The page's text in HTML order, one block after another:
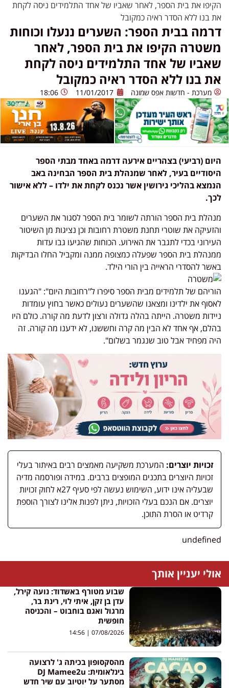
הקיפו את בית הספר, לאחר שאביו של אחד התלמידים ניסה לקחת
את בנו ללא הסדר ראיה כמקובל
דרמה בבית הספר: השערים ננעלו וכוחות
משטרה הקיפו את בית הספר, לאחר
שאביו של אחד התלמידים ניסה לקחת
את בנו ללא הסדר ראיה כמקובל
מערכת - חדשות אפס שמונה 11/01/2017
18:06
היום (רביעי) בצהריים אירעה דרמה באחד מבתי הספר
היסודיים בעיר, לאחר שמנהלת בית הספר הבחינה באב
הנמצא בהליכי גירושין אשר נכנס לקחת את ילדו – ללא אישור
לכך.
מנהלת בית הספר הורתה לשומר בית הספר לסגור את השערים
והזעיקה את שוטרי תחנת משטרת רחובות וכן נציגות מן השיטור
העירוני בכדי לתגבר את האירוע. הכוחות שהגיעו גבו עדות
ממנהלת בית הספר שפעלה כמצופה ממנה ומקביל החלו הבדיקות
באשר להסדרי הראייה בין הורי הילד.
הוריהם של תלמידים מבית הספר סיפרו ל"רחובות היום": "הגענו
לאסוף את ילדינו ומצאנו שהשערים נעולים כאשר בחוץ עומדות
ניידות משטרה. הייתה בהלה גדולה ורצון לדעת מה קורה. כולם היו
בהלם, אף אחד לא הבין מה קרה וחששנו, לא ידענו מה קורה. זה
היה מפחיד אבל טוב שנגמר בשלום".
זכויות יוצרים: המערכת משקיעה מאמצים רבים באיתור בעלי
זכויות היוצרים בתכנים המופצים ברבים. במידה ופורסמה מדיה
שבעליה אינו ידוע, השימוש נעשה לפי סעיף 27א לחוק זכויות
יוצרים. אם הנכם בעלי הזכויות, ניתן לפנות אלינו לצורך הוספת
קרדיט או הסרת התוכן.
undefined
אולי יעניין אותך
שבוע מטורף באשדוד: נועה קירל,
עדן בן זקן, איתי לוי, רינת בר,
מרגול ואגם בוחבוט – והכניסה
חופשית
07/08/2026
מהסקסופון בכיתה ג' לרצועה
בינלאומית: DJ Mamee2u
מסתער על יוטיוב עם שיר חדש